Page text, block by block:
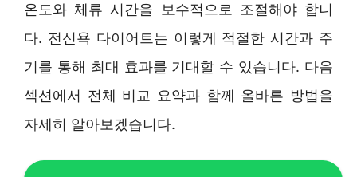
온도와 체류 시간을 보수적으로 조절해야 합니
다. 전신욕 다이어트는 이렇게 적절한 시간과 주
기를 통해 최대 효과를 기대할 수 있습니다. 다음
섹션에서 전체 비교 요약과 함께 올바른 방법을
자세히 알아보겠습니다.